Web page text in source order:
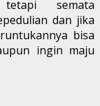
semata
dan jika
bisa
ingin maju